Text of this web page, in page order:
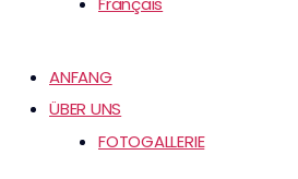
ANFANG
ÜBER UNS
FOTOGALLERIE